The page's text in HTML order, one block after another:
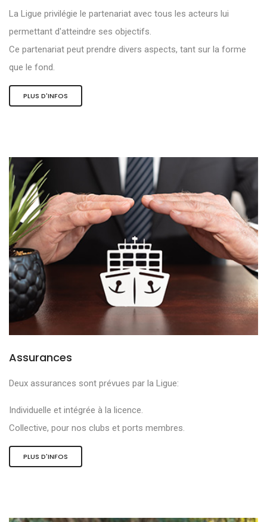
La Ligue privilégie le partenariat avec tous les acteurs lui
permettant d'atteindre ses objectifs.
Ce partenariat peut prendre divers aspects, tant sur la forme
que le fond.
PLUS D'INFOS
Assurances
Deux assurances sont prévues par la Ligue:
Individuelle et intégrée à la licence.
Collective, pour nos clubs et ports membres.
PLUS D'INFOS